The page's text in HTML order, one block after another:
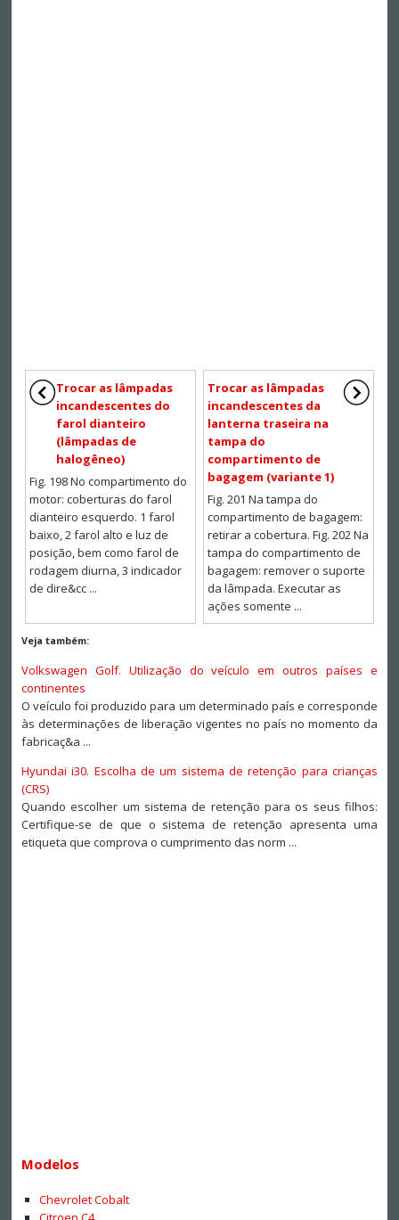
Trocar as lâmpadas
incandescentes do
farol dianteiro
(lâmpadas de
halogêneo)
Fig. 198 No compartimento do
motor: coberturas do farol
dianteiro esquerdo. 1 farol
baixo, 2 farol alto e luz de
posição, bem como farol de
rodagem diurna, 3 indicador
de dire&cc ...
Trocar as lâmpadas
incandescentes da
lanterna traseira na
tampa do
compartimento de
bagagem (variante 1)
Fig. 201 Na tampa do
compartimento de bagagem:
retirar a cobertura. Fig. 202 Na
tampa do compartimento de
bagagem: remover o suporte
da lâmpada. Executar as
ações somente ...
Veja também:
Volkswagen Golf. Utilização do veículo em outros países e
continentes
O veículo foi produzido para um determinado país e corresponde
às determinações de liberação vigentes no país no momento da
fabricaç&a ...
Hyundai i30. Escolha de um sistema de retenção para crianças
(CRS)
Quando escolher um sistema de retenção para os seus filhos:
Certifique-se de que o sistema de retenção apresenta uma
etiqueta que comprova o cumprimento das norm ...
Modelos
Chevrolet Cobalt